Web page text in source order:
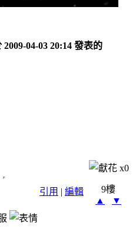
04-03 20:14 發表的
x0
引用 | 編輯
9樓
▲
▼